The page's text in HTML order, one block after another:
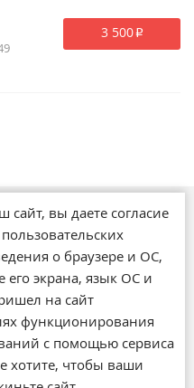
3 500p
вы даете согласие
о браузере и ОС,
его экрана, язык ОС и
на сайт
функционирования
с помощью сервиса
хотите, чтобы ваши